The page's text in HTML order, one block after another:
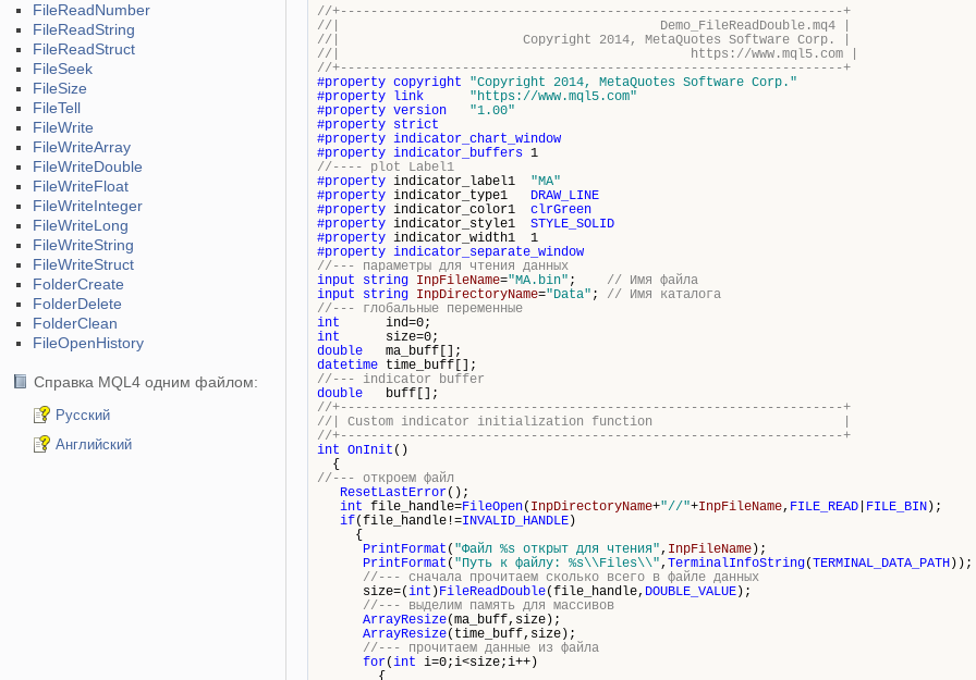
FileReadNumber
FileReadString
FileReadStruct
FileSeek
FileSize
FileTell
FileWrite
FileWriteArray
FileWriteDouble
FileWriteFloat
FileWriteInteger
FileWriteLong
FileWriteString
FileWriteStruct
FolderCreate
FolderDelete
FolderClean
FileOpenHistory
Справка MQL4 одним файлом:
Русский
Английский
//+------------------------------------------------------------------+
//| Demo_FileReadDouble.mq4 |
//| Copyright 2014, MetaQuotes Software Corp. |
//| https://www.mql5.com |
//+------------------------------------------------------------------+
#property copyright
"Copyright 2014, MetaQuotes Software Corp."
#property
link
"https://www.mql5.com"
#property version
"1.00"
#property strict
#property indicator_chart_window
#property indicator_buffers 1
//---- plot Label1
#property indicator_label1 "MA"
#property indicator_type1 DRAW_LINE
#property indicator_color1 clrGreen
#property indicator_style1 STYLE_SOLID
#property indicator_width1 1
#property indicator_separate_window
//--- параметры для чтения данных
input
string InpFileName="MA.bin" ; // Имя файла
input
string InpDirectoryName="Data" ; // Имя каталога
//--- глобальные переменные
int ind=0;
int size=0;
double ma_buff[];
datetime time_buff[];
//--- indicator buffer
double buff[];
//+------------------------------------------------------------------+
//| Custom indicator initialization function |
//+------------------------------------------------------------------+
int OnInit ()
{
//--- откроем файл
ResetLastError();
int file_handle=FileOpen( InpDirectoryName+"//"+InpFileName, FILE_READ FILE_BIN );
if(file_handle!=INVALID_HANDLE )
{
PrintFormat ( "Файл %s открыт для чтения", InpFileName );
PrintFormat ( "Путь к файлу: %s\\Files\\", TerminalInfoString(TERMINAL_DATA_PATH ));
//--- сначала прочитаем сколько всего в файле данных
size=(int )FileReadDouble(file_handle, DOUBLE_VALUE );
//--- выделим память для массивов
ArrayResize(ma_buff,size);
ArrayResize(time_buff,size);
//--- прочитаем данные из файла
for(int i=0;i<size;i++)
{